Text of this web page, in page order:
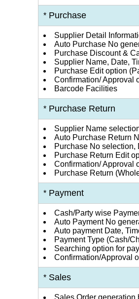
* Purchase
Supplier Detail
Auto Purchase No
Purchase Discount &
Supplier Name, Date,
Purchase Edit option
Confirmation/ Approval
Barcode Facilities
* Purchase Return
Supplier Name
Auto Purchase Return
Purchase No selection,
Purchase Return Edit
Confirmation/ Approval
Purchase Return
* Payment
Cash/Party wise
Auto Payment No
Auto payment Date,
Payment Type (Cash/
Searching option for
Confirmation/Approval
* Sales
Sales Order generation